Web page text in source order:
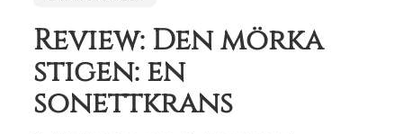
Review: Den mörka
stigen: en
sonettkrans